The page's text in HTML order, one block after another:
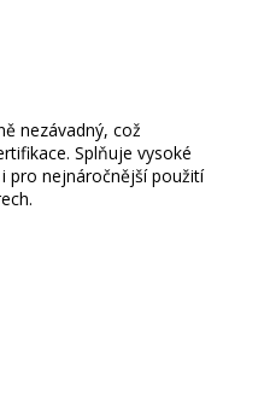
nezávadný, což
Splňuje vysoké
pro nejnáročnější použití